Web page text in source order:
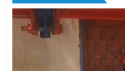
Trình
chơi